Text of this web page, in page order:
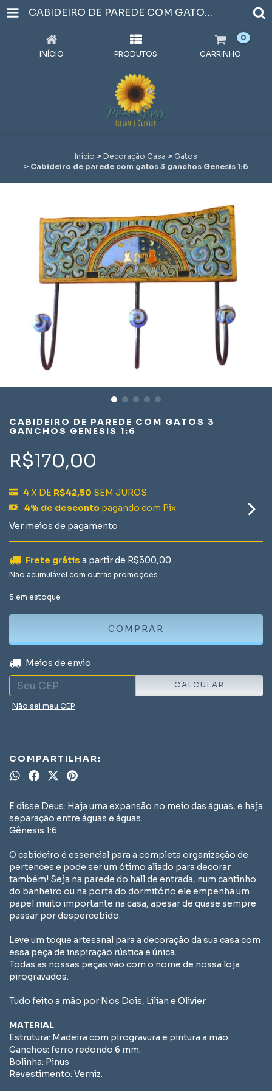
CABIDEIRO DE PAREDE COM GATOS 3 GANCHOS GENESIS 1:6
INÍCIO PRODUTOS CARRINHO
0
Início > Decoração Casa > Gatos
> Cabideiro de parede com gatos 3 ganchos Genesis 1:6
CABIDEIRO DE PAREDE COM GATOS 3
GANCHOS GENESIS 1:6
R$170,00
4X DE R$42,50 SEM JUROS
4% de desconto pagando com Pix
Ver meios de pagamento
Frete grátis a partir de R$300,00
Não acumulável com outras promoções
5 em estoque
Entregas para o CEP:
Meios de envio
CALCULAR
Não sei meu CEP
COMPARTILHAR:
E disse Deus: Haja uma expansão no meio das águas, e haja
separação entre águas e águas.
Gênesis 1:6
O cabideiro é essencial para a completa organização de
pertences e pode ser um ótimo aliado para decorar
também! Seja na parede do hall de entrada, num cantinho
do banheiro ou na porta do dormitório ele empenha um
papel muito importante na casa, apesar de quase sempre
passar por despercebido.
Leve um toque artesanal para a decoração da sua casa com
essa peça de inspiração rústica e única.
Todas as nossas peças vão com o nome de nossa loja
pirogravados.
Tudo feito a mão por Nos Dois, Lilian e Olivier
MATERIAL
Estrutura: Madeira com pirogravura e pintura a mão.
Ganchos: ferro redondo 6 mm.
Bolinha: Pinus
Revestimento: Verniz.